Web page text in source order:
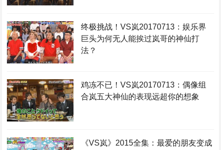
终极挑战！VS岚20170713：娱乐界
巨头为何无人能挨过岚哥的神仙打
法？
鸡冻不已！VS岚20170713：偶像组
合岚五大神仙的表现远超你的想象
《VS岚》2015全集：最爱的朋友变成